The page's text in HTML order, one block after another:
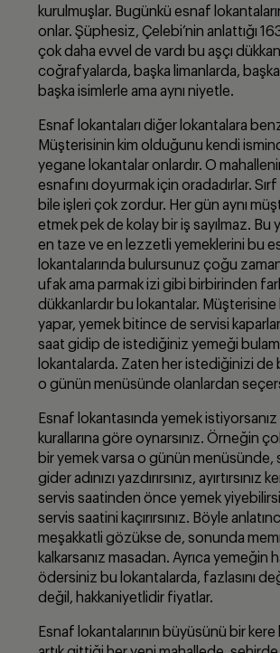
kurulmuşlar. Bugünkü esnaf
onlar. Şüphesiz, Çelebi’nin anlattığı
çok daha evvel de vardı bu aşçı
coğrafyalarda, başka limanlarda,
başka isimlerle ama aynı niyetle.
Esnaf lokantaları diğer lokantalara
Müşterisinin kim olduğunu kendi
yegane lokantalar onlardır. O
esnafını doyurmak için oradadırlar.
bile işleri çok zordur. Her gün aynı
etmek pek de kolay bir iş sayılmaz. Bu
en taze ve en lezzetli yemeklerini bu
lokantalarında bulursunuz çoğu
ufak ama parmak izi gibi birbirinden
dükkanlardır bu lokantalar. Müşterisine
yapar, yemek bitince de servisi
saat gidip de istediğiniz yemeği
lokantalarda. Zaten her istediğinizi de
o günün menüsünde olanlardan
Esnaf lokantasında yemek
kurallarına göre oynarsınız. Örneğin
bir yemek varsa o günün menüsünde,
gider adınızı yazdırırsınız, ayırtırsınız
servis saatinden önce yemek
servis saatini kaçırırsınız. Böyle
meşakkatli gözükse de, sonunda
kalkarsanız masadan. Ayrıca yemeğin
ödersiniz bu lokantalarda, fazlasını
değil, hakkaniyetlidir fiyatlar.
Esnaf lokantalarının büyüsünü bir